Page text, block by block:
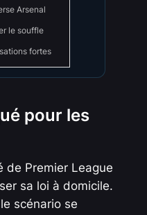
Arsenal
le souffle
fortes
pour les
de Premier League
sa loi à domicile.
scénario se